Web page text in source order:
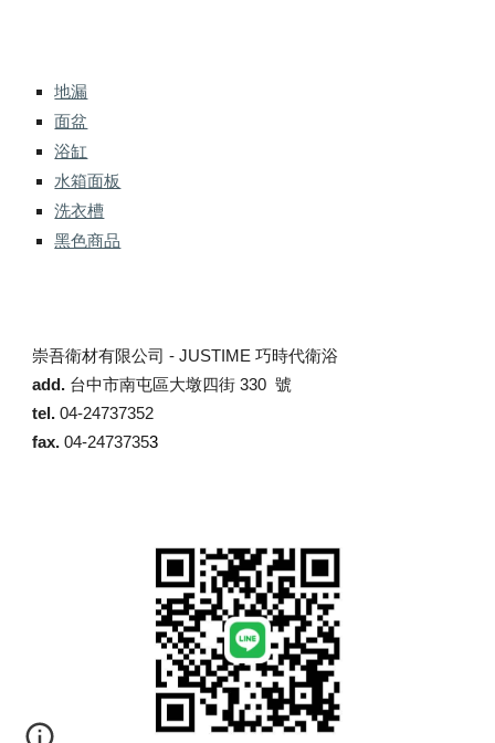
地漏
面盆
浴缸
水箱面板
洗衣槽
黑色商品
崇吾衛材有限公司 -JUSTIME 巧時代衛浴
add. 台中市南屯區大墩四街 330 號
tel.04-24737352
fax.04-24737353